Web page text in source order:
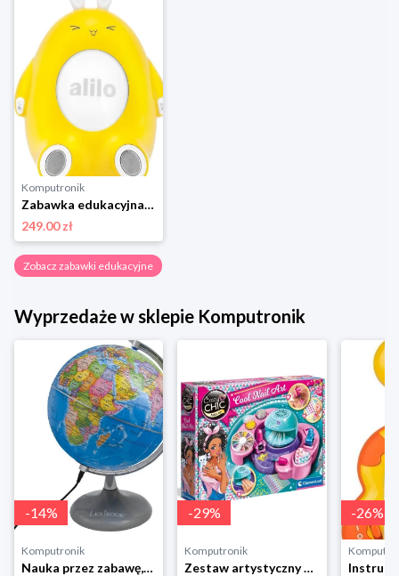
Komputronik
Zabawka edukacyjna,zabawka interaktywna Alilo Happy Bunny P1 żółty - polska wersja językowa
249.00 zł
Zobacz zabawki edukacyjne
Wyprzedaże w sklepie Komputronik
-14%
Komputronik
Nauka przez zabawę,zabawka edukacyjna,zabawka interaktywna Lexibook Globus Świecący Dzienny i Nocny PL LEXIBOOK
-29%
Komputronik
Zestaw artystyczny Clementoni Crazy chic Odjazdowe paznokcie 78771
-26%